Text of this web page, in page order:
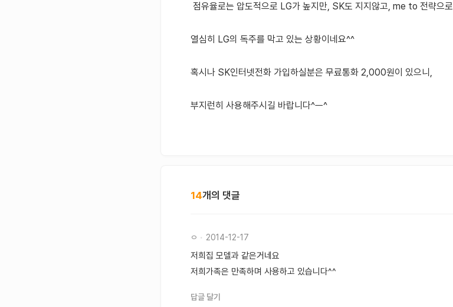
점유율로는 압도적으로 LG가 높지만, SK도 지지않고, me to 전략으로
열심히 LG의 독주를 막고 있는 상황이네요^^
혹시나 SK인터넷전화 가입하실분은 무료통화 2,000원이 있으니,
부지런히 사용해주시길 바랍니다^ㅡ^
14개의 댓글
ㅇ 2014-12-17
저희집 모델과 같은거네요
저희가족은 만족하며 사용하고 있습니다^^
답글 달기